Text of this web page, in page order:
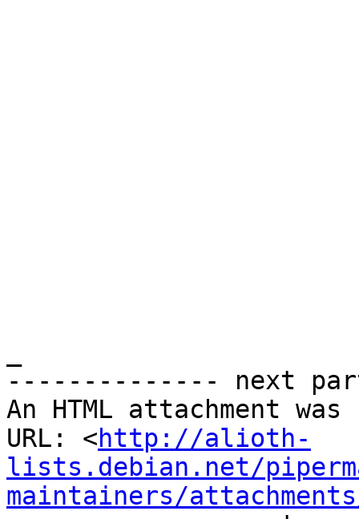
-------------- next
An HTML attachment
URL: <http://alioth-
lists.debian.net/
maintainers/